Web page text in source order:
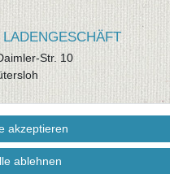
Str. 10
Dienstag: 8.00 - 18.00 Uhr,
Donnerstag: 8.00 -
Freitag 8.00 - 14.00 Uhr
akzeptieren
ablehnen